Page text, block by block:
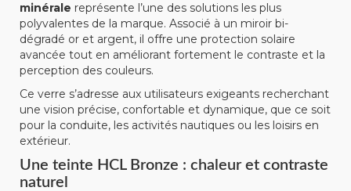
minérale représente l’une des solutions les plus
polyvalentes de la marque. Associé à un miroir bi-
dégradé or et argent, il offre une protection solaire
avancée tout en améliorant fortement le contraste et la
perception des couleurs.
Ce verre s’adresse aux utilisateurs exigeants recherchant
une vision précise, confortable et dynamique, que ce soit
pour la conduite, les activités nautiques ou les loisirs en
extérieur.
Une teinte HCL Bronze : chaleur et contraste
naturel